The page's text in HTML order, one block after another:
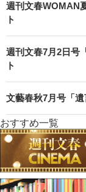
週刊文春WOMAN
ト
週刊文春7月2日号
ト
文藝春秋7月号「
おすすめ一覧